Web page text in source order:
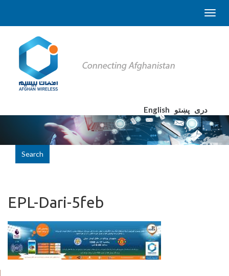
English دری پښتو
Search
EPL-Dari-5feb